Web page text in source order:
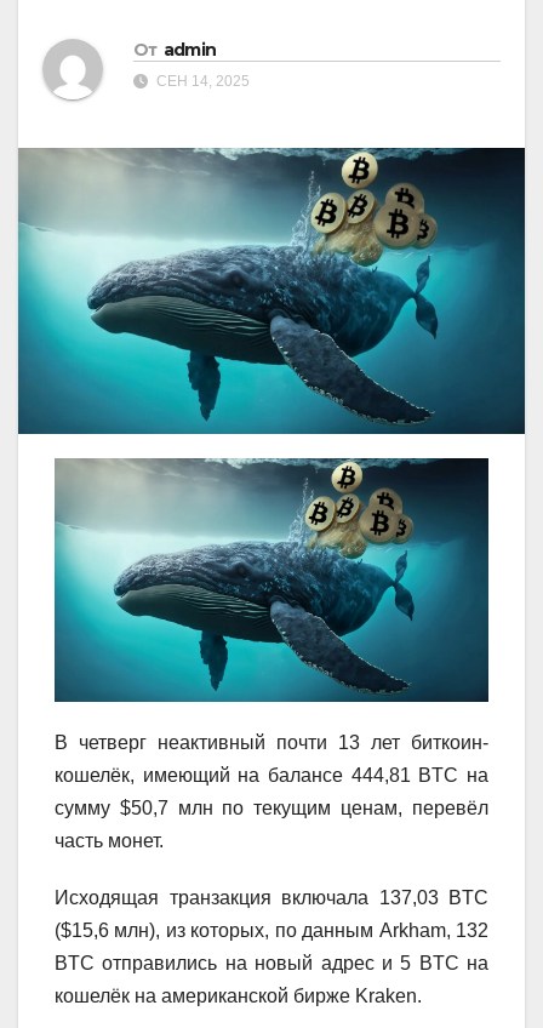
От admin
СЕН 14, 2025
В четверг неактивный почти 13 лет биткоин-
кошелёк, имеющий на балансе 444,81 BTC на
сумму $50,7 млн ​​по текущим ценам, перевёл
часть монет.
Исходящая транзакция включала 137,03 BTC
($15,6 млн), из которых, по данным Arkham, 132
BTC отправились на новый адрес и 5 BTC на
кошелёк на американской бирже Kraken.